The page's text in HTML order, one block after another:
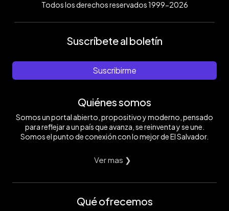
Todos los derechos reservados 1999-2026
Suscríbete al boletín
Suscribirme
Quiénes somos
Somos un portal abierto, propositivo y moderno, pensado
para reflejar a un país que avanza, se reinventa y se une.
Somos el punto de conexión con lo mejor de El Salvador.
Ver mas ❯
Qué ofrecemos